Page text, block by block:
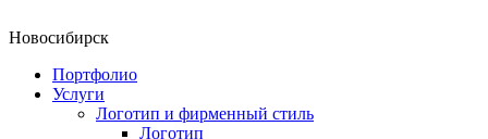
Новосибирск
Портфолио
Услуги
Логотип и фирменный стиль
Логотип